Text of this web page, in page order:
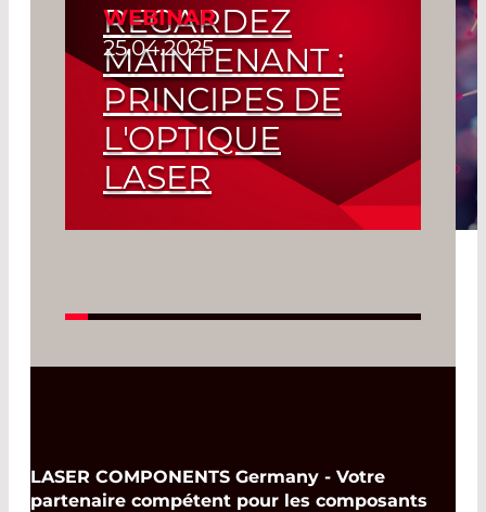
WEBINAR
25.04.2025
REGARDEZ
MAINTENANT :
PRINCIPES DE
L'OPTIQUE
LASER
LASER COMPONENTS Germany - Votre
partenaire compétent pour les composants